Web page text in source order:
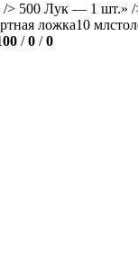
> 500 Лук — 1
ложка10
/0 /0